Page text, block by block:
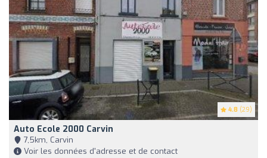
4.8 (29)
Auto Ecole 2000 Carvin
7,5km, Carvin
Voir les données d'adresse et de contact